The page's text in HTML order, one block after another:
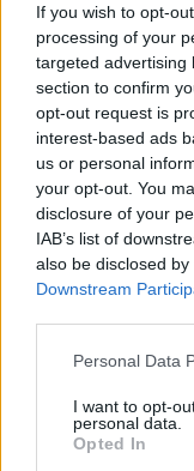
If you wish to opt-
processing of your
targeted advertising
section to confirm
opt-out request is
interest-based ads
us or personal
your opt-out. You
disclosure of your
IAB’s list of
also be disclosed
Downstream
Personal Data
I want to opt-
personal data.
Opted In
perëndimin, nuk ka
agim për ty
Shtuar më